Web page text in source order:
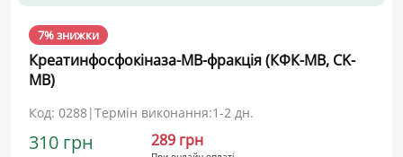
7% знижки
Креатинфосфокіназа-МВ-фракція (КФК-МВ, CK-
MB)
Код: 0288|Термін виконання:1-2 дн.
310 грн 289 грн